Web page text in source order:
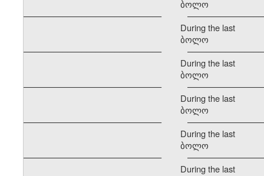
ბოლო
––––––––––––––––––––––––––––––
During the last
ბოლო
––––––––––––––––––––––––––––––
During the last
ბოლო
––––––––––––––––––––––––––––––
During the last
ბოლო
––––––––––––––––––––––––––––––
During the last
ბოლო
––––––––––––––––––––––––––––––
During the last